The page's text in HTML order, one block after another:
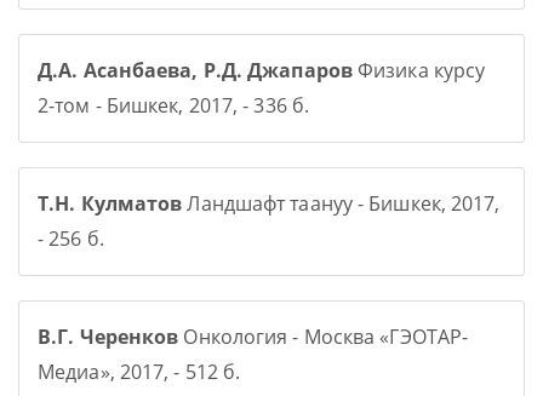
Д.А. Асанбаева, Р.Д. ДжапаровФизика курсу
2-том - Бишкек, 2017, - 336 б.
Т.Н. КулматовЛандшафт таануу - Бишкек, 2017,
- 256 б.
В.Г. Черенков Онкология - Москва «ГЭОТАР-
Медиа», 2017, - 512 б.